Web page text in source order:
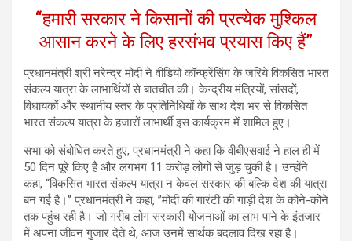
“हमारी सरकार ने किसानों की प्रत्येक मुश्किल
आसान करने के लिए हरसंभव प्रयास किए हैं”
प्रधानमंत्री श्री नरेन्द्र मोदी ने वीडियो कॉन्फ्रेंसिंग के जरिये विकसित भारत
संकल्प यात्रा के लाभार्थियों से बातचीत की। केन्द्रीय मंत्रियों, सांसदों,
विधायकों और स्थानीय स्तर के प्रतिनिधियों के साथ देश भर से विकसित
भारत संकल्प यात्रा के हजारों लाभार्थी इस कार्यक्रम में शामिल हुए।
सभा को संबोधित करते हुए, प्रधानमंत्री ने कहा कि वीबीएसवाई ने हाल ही में
50 दिन पूरे किए हैं और लगभग 11 करोड़ लोगों से जुड़ चुकी है। उन्होंने
कहा, “विकसित भारत संकल्प यात्रा न केवल सरकार की बल्कि देश की यात्रा
बन गई है।” प्रधानमंत्री ने कहा, ”मोदी की गारंटी की गाड़ी देश के कोने-कोने
तक पहुंच रही है। जो गरीब लोग सरकारी योजनाओं का लाभ पाने के इंतजार
में अपना जीवन गुजार देते थे, आज उनमें सार्थक बदलाव दिख रहा है।